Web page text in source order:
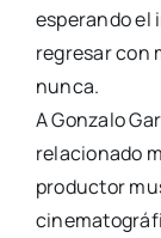
esperando el
regresar con
nunca.
A Gonzalo
relacionado
productor